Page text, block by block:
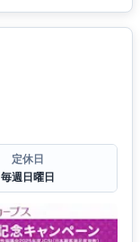
定休日
毎週日曜日